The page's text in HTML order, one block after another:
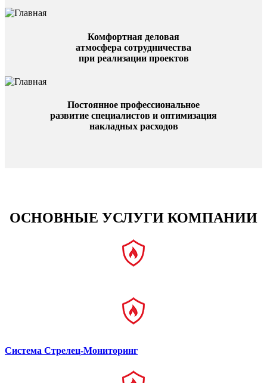
Комфортная деловая
атмосфера сотрудничества
при реализации проектов
Постоянное профессиональное
развитие специалистов и оптимизация
накладных расходов
ОСНОВНЫЕ УСЛУГИ КОМПАНИИ
Система Стрелец-Мониторинг